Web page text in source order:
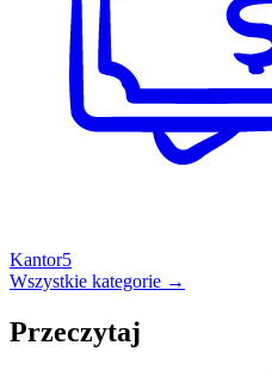
Kantor5
Wszystkie kategorie →
Przeczytaj